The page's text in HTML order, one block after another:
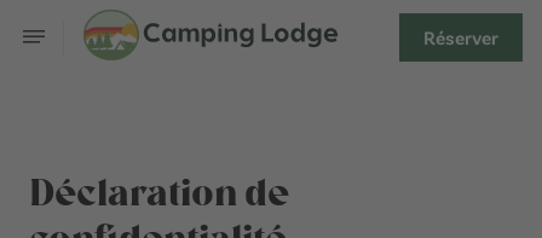
Réserver
Déclaration de